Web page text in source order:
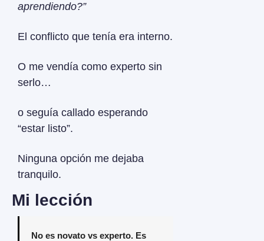
aprendiendo?”
El conflicto que tenía era interno.
O me vendía como experto sin
serlo…
o seguía callado esperando
“estar listo”.
Ninguna opción me dejaba
tranquilo.
Mi lección
No es novato vs experto. Es